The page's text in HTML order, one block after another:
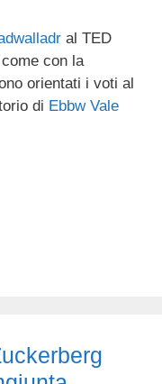
al TED
con la
orientati i voti al
di Ebbw Vale